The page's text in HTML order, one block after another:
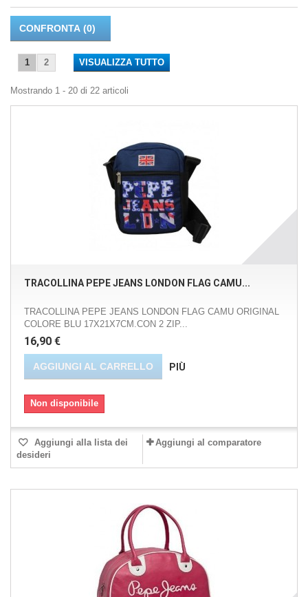
CONFRONTA (0)
VISUALIZZA TUTTO
1 2
Mostrando 1 - 20 di 22 articoli
TRACOLLINA PEPE JEANS LONDON FLAG CAMU...
TRACOLLINA PEPE JEANS LONDON FLAG CAMU ORIGINAL
COLORE BLU 17X21X7CM.CON 2 ZIP...
16,90 €
AGGIUNGI AL CARRELLO PIÙ
Non disponibile
Aggiungi alla lista dei
desideri
Aggiungi al comparatore